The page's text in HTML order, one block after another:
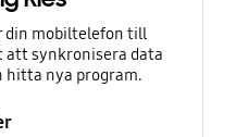
din mobiltelefon till
att synkronisera data
hitta nya program.